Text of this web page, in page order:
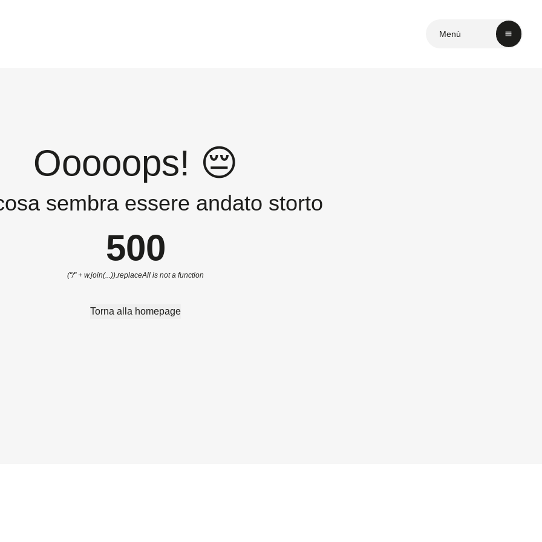
Menù
Ooooops! 😔
sembra essere andato storto
500
("/" + w.join(...)).replaceAll is not a function
Torna alla homepage